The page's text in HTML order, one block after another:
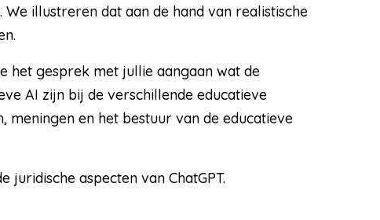
illustreren dat aan de hand van realistische
het gesprek met jullie aangaan wat de
AI zijn bij de verschillende educatieve
en het bestuur van de educatieve
aspecten van ChatGPT.